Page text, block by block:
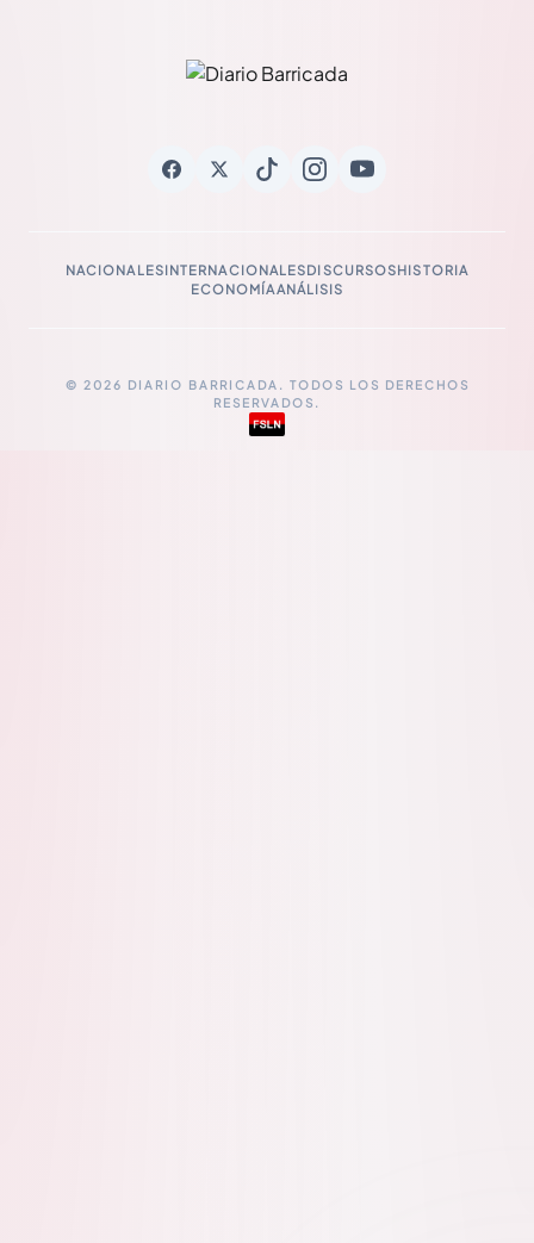
NACIONALESINTERNACIONALESDISCURSOSHISTORIA
ECONOMÍAANÁLISIS
© 2026 DIARIO BARRICADA. TODOS LOS DERECHOS
RESERVADOS.